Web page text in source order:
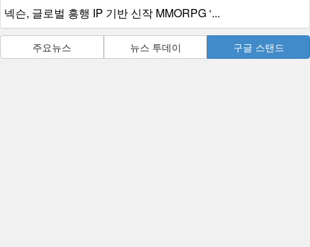
넥슨, 글로벌 흥행 IP 기반 신작 MMORPG ‘...
주요뉴스 뉴스 투데이 구글 스탠드